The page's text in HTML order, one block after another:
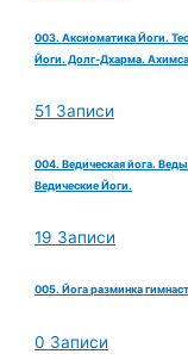
003. Аксиоматика Йоги.
Йоги. Долг-Дхарма.
51 Записи
004. Ведическая йога.
Ведические Йоги.
19 Записи
005. Йога разминка
0 Записи